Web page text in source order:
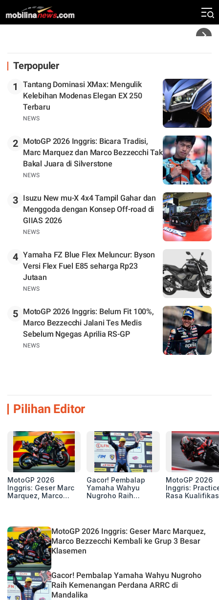
Klasemen
Terpopuler
1
Tantang Dominasi XMax: Mengulik
Kelebihan Modenas Elegan EX 250
Terbaru
NEWS
2
MotoGP 2026 Inggris: Bicara Tradisi,
Marc Marquez dan Marco Bezzecchi Tak
Bakal Juara di Silverstone
NEWS
3
Isuzu New mu-X 4x4 Tampil Gahar dan
Menggoda dengan Konsep Off-road di
GIIAS 2026
NEWS
4 Yamaha FZ Blue Flex Meluncur: Byson
Versi Flex Fuel E85 seharga Rp23
Jutaan
NEWS
5
MotoGP 2026 Inggris: Belum Fit 100%,
Marco Bezzecchi Jalani Tes Medis
Sebelum Ngegas Aprilia RS-GP
NEWS
Pilihan Editor
MotoGP 2026
Inggris: Geser Marc
Marquez, Marco
Gacor! Pembalap
Yamaha Wahyu
Nugroho Raih
MotoGP 2026
Inggris:
Rasa
Silverstone!
MotoGP 2026 Inggris: Geser Marc Marquez,
Marco Bezzecchi Kembali ke Grup 3 Besar
Klasemen
Gacor! Pembalap Yamaha Wahyu Nugroho
Raih Kemenangan Perdana ARRC di
Mandalika